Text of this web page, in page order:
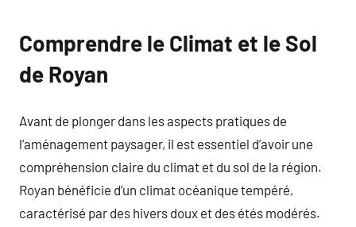
Comprendre le Climat et le Sol
de Royan
Avant de plonger dans les aspects pratiques de
l’aménagement paysager, il est essentiel d’avoir une
compréhension claire du climat et du sol de la région.
Royan bénéficie d’un climat océanique tempéré,
caractérisé par des hivers doux et des étés modérés.